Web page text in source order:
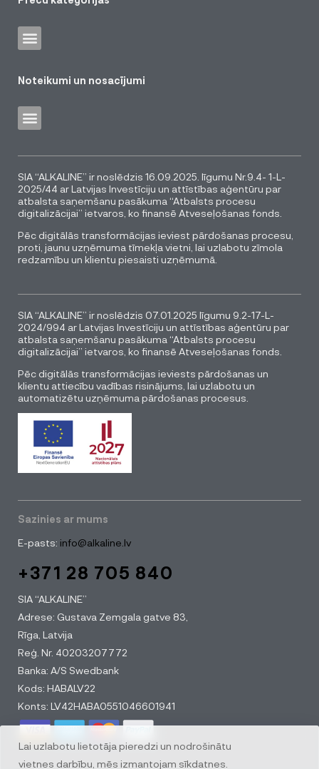
Lai uzlabotu lietotāja pieredzi un nodrošinātu
vietnes darbību, mēs izmantojam sīkdatnes.
Noteikumi un nosacījumi
SIA “ALKALINE” ir noslēdzis 16.09.2025. līgumu Nr.9.4- 1-L-
2025/44 ar Latvijas Investīciju un attīstības aģentūru par
atbalsta saņemšanu pasākuma “Atbalsts procesu
digitalizācijai” ietvaros, ko finansē Atveseļošanas fonds.
Pēc digitālās transformācijas ieviest pārdošanas procesu,
proti, jaunu uzņēmuma tīmekļa vietni, lai uzlabotu zīmola
redzamību un klientu piesaisti uzņēmumā.
SIA “ALKALINE” ir noslēdzis 07.01.2025 līgumu 9.2-17-L-
2024/994 ar Latvijas Investīciju un attīstības aģentūru par
atbalsta saņemšanu pasākuma “Atbalsts procesu
digitalizācijai” ietvaros, ko finansē Atveseļošanas fonds.
Pēc digitālās transformācijas ieviests pārdošanas un
klientu attiecību vadības risinājums, lai uzlabotu un
automatizētu uzņēmuma pārdošanas procesus.
Sazinies ar mums
E-pasts: info@alkaline.lv
+371 28 705 840
SIA “ALKALINE”
Adrese: Gustava Zemgala gatve 83,
Rīga, Latvija
Reģ. Nr. 40203207772
Banka: A/S Swedbank
Kods: HABALV22
Konts: LV42HABA0551046601941